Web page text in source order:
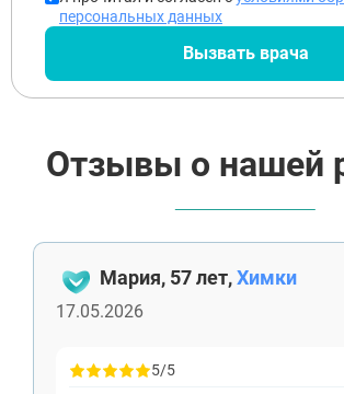
персональных данных
Вызвать врача
Отзывы о нашей
Мария, 57 лет,Химки
17.05.2026
5/5
Ликино-Дулёво
Можайск
Электрогорск
Луховицы
Красноармейск
Волоколамск
Бронницы
Рошаль
Хотьково
Куровское